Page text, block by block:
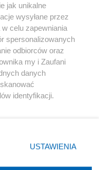
Youtube
jak unikalne
wysyłane przez
celu zapewniania
spersonalizowanych
odbiorców oraz
my i Zaufani
danych
identyfikacji.
prywatności
strony
zgody
USTAWIENIA